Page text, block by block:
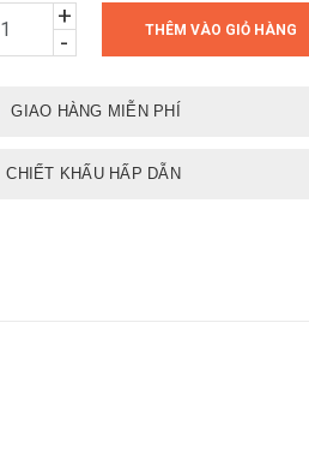
+
-
THÊM VÀO GIỎ HÀNG
GIAO HÀNG MIỄN PHÍ
CHIẾT KHẤU HẤP DẪN